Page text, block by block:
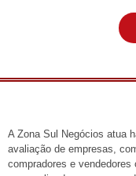
A Zona Sul Negócios atua
avaliação de empresas,
compradores e